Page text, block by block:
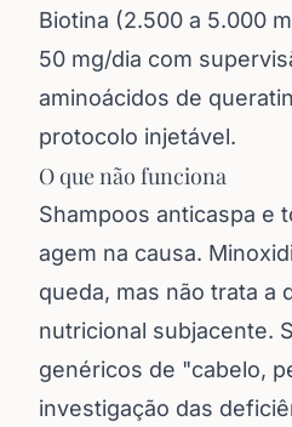
Biotina (2.500 a 5.000
50 mg/dia com
aminoácidos de
protocolo injetável.
O que não funciona
Shampoos anticaspa e
agem na causa.
queda, mas não trata a
nutricional subjacente.
genéricos de "cabelo,
investigação das